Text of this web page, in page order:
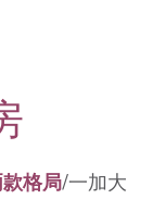
款格局/一加大